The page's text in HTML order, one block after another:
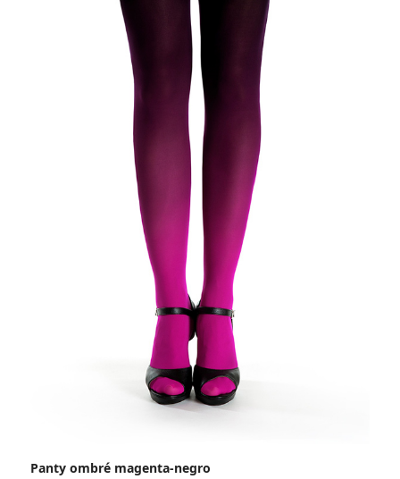
Panty ombré magenta-negro